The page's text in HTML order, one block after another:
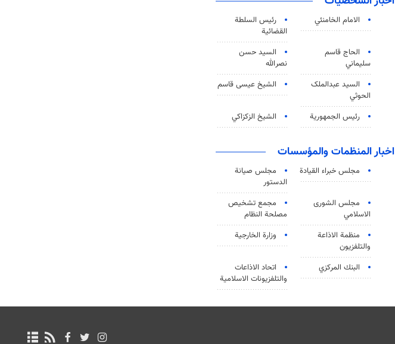
الامام الخامنئي
رئیس السلطة
القضائیة
الحاج قاسم
سليماني
السيد حسن
نصرالله
السید عبدالملک
الحوثي
الشيخ عيسى قاسم
رئيس الجمهورية الشيخ الزكزاكي
اخبار المنظمات والمؤسسات
مجلس خبراء القيادة
مجلس صيانة
الدستور
مجلس الشورى
الاسلامي
مجمع تشخيص
مصلحة النظام
منظمة الاذاعة
والتلفزیون
وزارة الخارجية
البنك المركزي
اتحاد الاذاعات
والتلفزيونات الاسلامية